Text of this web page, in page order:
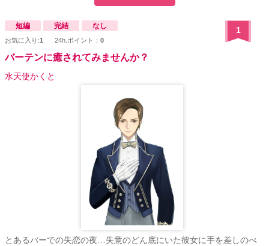
短編 完結 なし
お気に入り:1 24h.ポイント： 0
1
バーテンに癒されてみませんか？
水天使かくと
とあるバーでの失恋の夜…失意のどん底にいた彼女に手を差しのべ